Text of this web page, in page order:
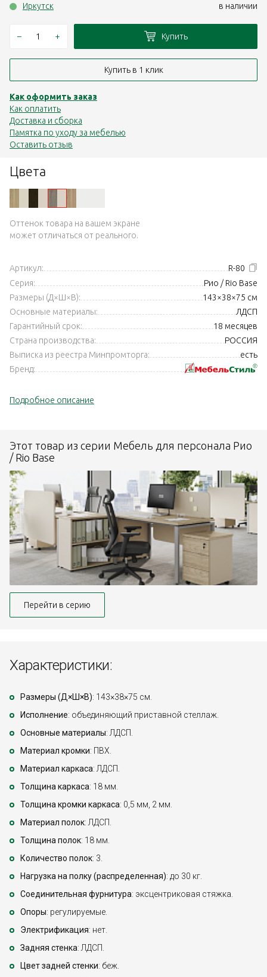
Цвета
Оттенок товара на вашем экране
может отличаться от реального.
Артикул:
R-80
Серия:
Рио / Rio Base
Размеры (Д×Ш×В):
143×38×75 см
Основные материалы:
ЛДСП
Гарантийный срок:
18 месяцев
Страна производства:
РОССИЯ
Выписка из реестра Минпромторга:
есть
Бренд:
Подробное описание
Иркутск
в наличии
– + Купить
Купить в 1 клик
Как оформить заказ
Как оплатить
Доставка и сборка
Памятка по уходу за мебелью
Оставить отзыв
Этот товар из серии Мебель для персонала Рио
/ Rio Base
Перейти в серию
Характеристики:
Размеры (Д×Ш×В): 143×38×75 см.
Исполнение: объединяющий приставной стеллаж.
Основные материалы: ЛДСП.
Материал кромки: ПВХ.
Материал каркаса: ЛДСП.
Толщина каркаса: 18 мм.
Толщина кромки каркаса: 0,5 мм, 2 мм.
Материал полок: ЛДСП.
Толщина полок: 18 мм.
Количество полок: 3.
Нагрузка на полку (распределенная): до 30 кг.
Соединительная фурнитура: эксцентриковая стяжка.
Опоры: регулируемые.
Электрификация: нет.
Задняя стенка: ЛДСП.
Цвет задней стенки: беж.